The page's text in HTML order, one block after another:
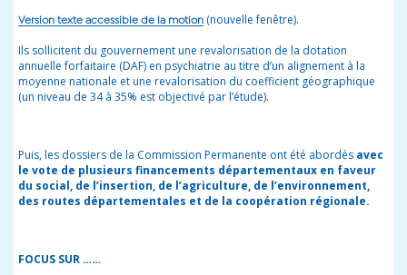
Version texte accessible de la motion (nouvelle fenêtre).
Ils sollicitent du gouvernement une revalorisation de la dotation
annuelle forfaitaire (DAF) en psychiatrie au titre d’un alignement à la
moyenne nationale et une revalorisation du coefficient géographique
(un niveau de 34 à 35% est objectivé par l’étude).
Puis, les dossiers de la Commission Permanente ont été abordés avec
le vote de plusieurs financements départementaux en faveur
du social, de l’insertion, de l’agriculture, de l’environnement,
des routes départementales et de la coopération régionale.
FOCUS SUR ……